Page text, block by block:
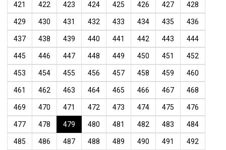
421 422 423 424 425 426 427 428
429 430 431 432 433 434 435 436
437 438 439 440 441 442 443 444
445 446 447 448 449 450 451 452
453 454 455 456 457 458 459 460
461 462 463 464 465 466 467 468
469 470 471 472 473 474 475 476
477 478 479 480 481 482 483 484
485 486 487 488 489 490 491 492